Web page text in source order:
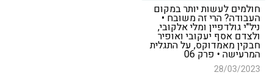
חולמים לעשות יותר במקום
העבודה? הרי זה משובח •
ניל"י גולדפיין ומלי אלקובי,
ולצדם אסף יעקובי ואופיר
חבקין מאמדוקס, על התגלית
המרעישה • פרק 06
28/03/2023